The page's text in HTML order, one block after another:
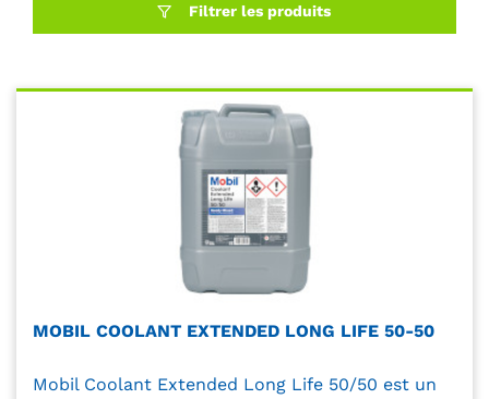
Filtrer les produits
MOBIL COOLANT EXTENDED LONG LIFE 50-50
Mobil Coolant Extended Long Life 50/50 est un